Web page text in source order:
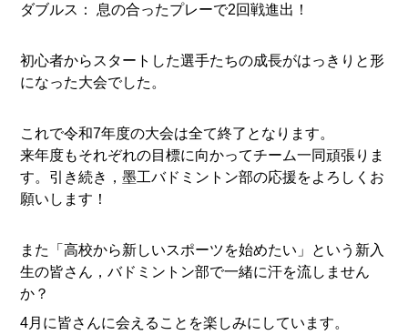
ダブルス： 息の合ったプレーで2回戦進出！
初心者からスタートした選手たちの成長がはっきりと形
になった大会でした。
これで令和7年度の大会は全て終了となります。
来年度もそれぞれの目標に向かってチーム一同頑張りま
す。引き続き，墨工バドミントン部の応援をよろしくお
願いします！
また「高校から新しいスポーツを始めたい」という新入
生の皆さん，バドミントン部で一緒に汗を流しません
か？
4月に皆さんに会えることを楽しみにしています。